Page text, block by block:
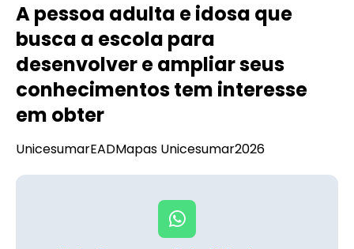
A pessoa adulta e idosa que
busca a escola para
desenvolver e ampliar seus
conhecimentos tem interesse
em obter
UnicesumarEADMapas Unicesumar2026